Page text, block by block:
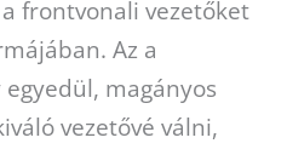
frontvonali vezetőket
Az a
magányos
vezetővé válni,